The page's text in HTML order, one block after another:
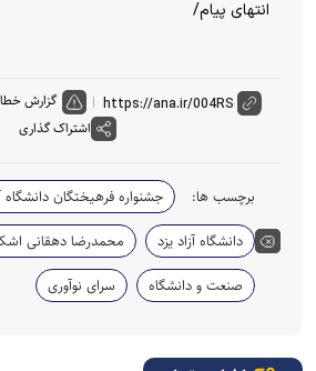
انتهای پیام/
گزارش خطا
اشتراک گذاری
برچسب ها:
جشنواره فرهیختگان دانشگاه
دانشگاه آزاد یزد
محمدرضا دهقانی
صنعت و دانشگاه
سرای نوآوری